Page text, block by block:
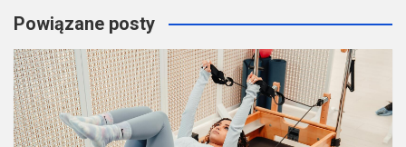
Powiązane posty